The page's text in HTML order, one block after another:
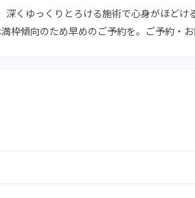
くゆっくりとろける施術で心身がほど
枠傾向のため早めのご予約を。ご予約・